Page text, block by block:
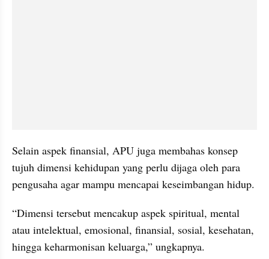
Selain aspek finansial, APU juga membahas konsep
tujuh dimensi kehidupan yang perlu dijaga oleh para
pengusaha agar mampu mencapai keseimbangan hidup.
“Dimensi tersebut mencakup aspek spiritual, mental
atau intelektual, emosional, finansial, sosial, kesehatan,
hingga keharmonisan keluarga,” ungkapnya.